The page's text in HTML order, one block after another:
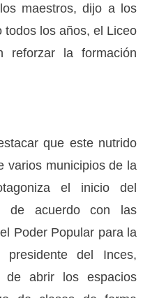
maestros, dijo a los
todos los años, el Liceo
reforzar la formación
que este nutrido
varios municipios de la
el inicio del
de acuerdo con las
Poder Popular para la
del Inces,
de abrir los espacios